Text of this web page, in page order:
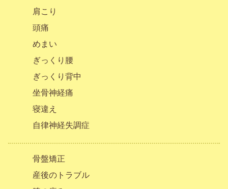
肩こり
頭痛
めまい
ぎっくり腰
ぎっくり背中
坐骨神経痛
寝違え
自律神経失調症
骨盤矯正
産後のトラブル